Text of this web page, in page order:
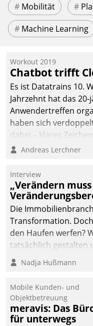
# Mobilität #
# Machine Learning
Workout 2019
Chatbot trifft
Es ist Datatrains 10.
Jahrzehnt hat das
Anwendertreffen
haben sich
dabei – klares
Fokussierung auf den
Andreas Lerchner
Interview
„Verändern
Die
Transformation.
den Haufen werfen?
tatsächlich gestalten
Argumente zählen
Nadja Hußmann
Mobile Kunden- und
Objektbetreuung
meravis: Das
für unterwegs